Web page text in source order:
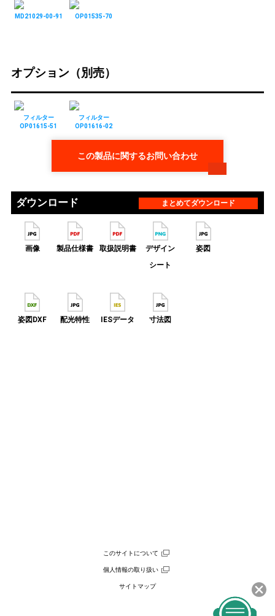
MD21029-00-91 OP01535-70
オプション（別売）
フィルター
OP01615-51
フィルター
OP01616-02
この製品に関するお問い合わせ
ダウンロード まとめてダウンロード
画像 製品仕様書 取扱説明書
デザイン
シート
姿図
姿図DXF 配光特性 IESデータ 寸法図
このサイトについて
個人情報の取り扱い
サイトマップ